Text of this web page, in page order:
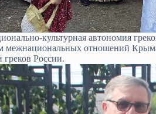
культурная автономия
межнациональных отношений
России.